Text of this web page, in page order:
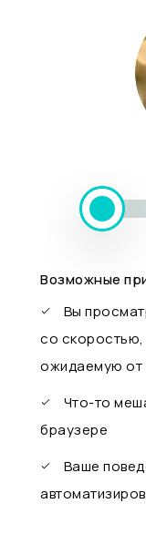
Возможные
Вы
со
ожидаемую от
Что-то
браузере
Ваше